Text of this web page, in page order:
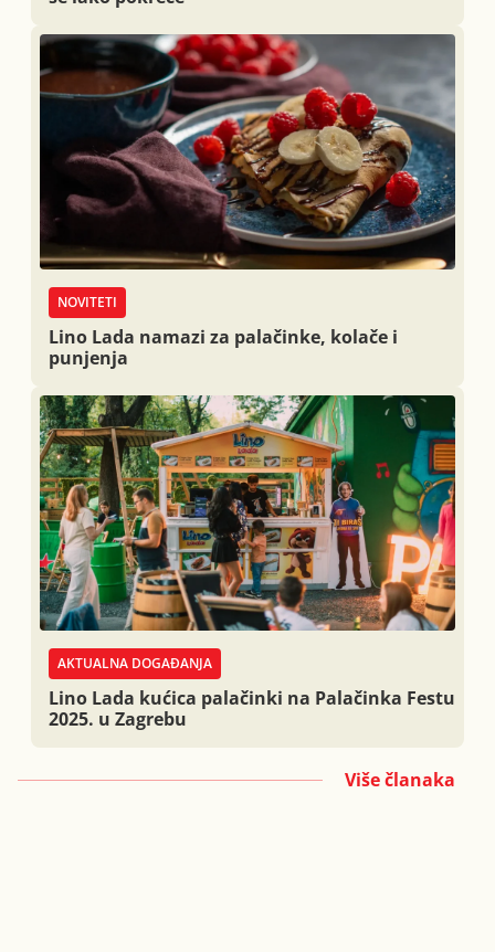
NOVITETI
Lino Lada namazi za palačinke, kolače i
punjenja
AKTUALNA DOGAĐANJA
Lino Lada kućica palačinki na Palačinka Festu
2025. u Zagrebu
Više članaka